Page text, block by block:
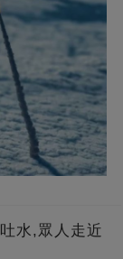
水,眾人走近